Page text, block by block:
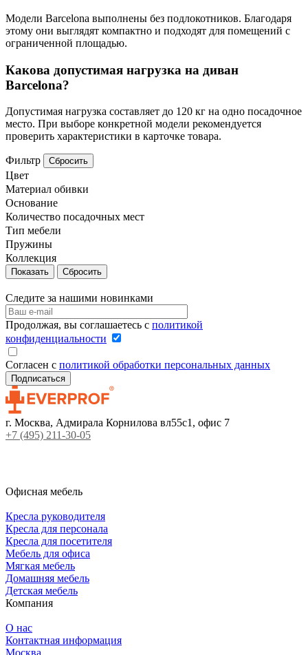
Модели Barcelona выполнены без подлокотников. Благодаря
этому они выглядят компактно и подходят для помещений с
ограниченной площадью.
Какова допустимая нагрузка на диван
Barcelona?
Допустимая нагрузка составляет до 120 кг на одно посадочное
место. При выборе конкретной модели рекомендуется
проверить характеристики в карточке товара.
Фильтр Сбросить
Цвет
Материал обивки
Основание
Количество посадочных мест
Тип мебели
Пружины
Коллекция
Сбросить
Следите за нашими новинками
Продолжая, вы соглашаетесь с политикой
конфиденциальности
Согласен с политикой обработки персональных данных
г. Москва, Адмирала Корнилова вл55с1, офис 7
+7 (495) 211-30-05
Офисная мебель
Кресла руководителя
Кресла для персонала
Кресла для посетителя
Мебель для офиса
Мягкая мебель
Домашняя мебель
Детская мебель
Компания
О нас
Контактная информация
Москва